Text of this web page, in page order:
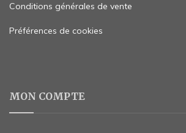
Conditions générales de vente
Préférences de cookies
MON COMPTE